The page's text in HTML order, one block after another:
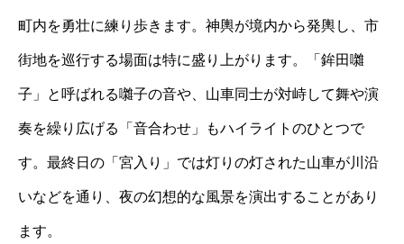
町内を勇壮に練り歩きます。神輿が境内から発輿し、市
街地を巡行する場面は特に盛り上がります。「鉾田囃
子」と呼ばれる囃子の音や、山車同士が対峙して舞や演
奏を繰り広げる「音合わせ」もハイライトのひとつで
す。最終日の「宮入り」では灯りの灯された山車が川沿
いなどを通り、夜の幻想的な風景を演出することがあり
ます。